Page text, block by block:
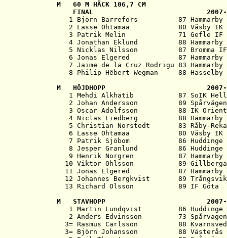
M 60 M HÄCK 106,7 CM
FINAL
1 Björn Barrefors          87 Hammarby
2 Lasse Ohtamaa            80 Väsby IK
3 Patrik Melin             71 Gefle IF
4 Jonathan Eklund          88 Hammarby
5 Nicklas Nilsson          87 Bromma
6 Jonas Elgered            87 Hammarby
7 Jaime de la Cruz Rodrigu 83 Hammarby
M HÖJDHOPP                         2007-
1 Mehdi Alkhatib           87 SoIK
2 Johan Andersson          89
3 Oscar Adolfsson          88 IK
4 Niclas Liedberg          88 Hammarby
5 Christian Norstedt       83 Råby-
6 Lasse Ohtamaa            80 Väsby IK
7 Patrik Sjöbom            86 Huddinge
8 Jesper Granlund          86 Huddinge
9 Henrik Norgren           87 Hammarby
10 Viktor Ohlsson           89
11 Jonas Elgered            87 Hammarby
12 Johannes Bergkvist       89
M STAVHOPP                         2007-
1 Martin Lundqvist         86
2 Anders Edvinsson         73
3= Rasmus Carlsson          88
3= Björn Johansson          88 Västerås